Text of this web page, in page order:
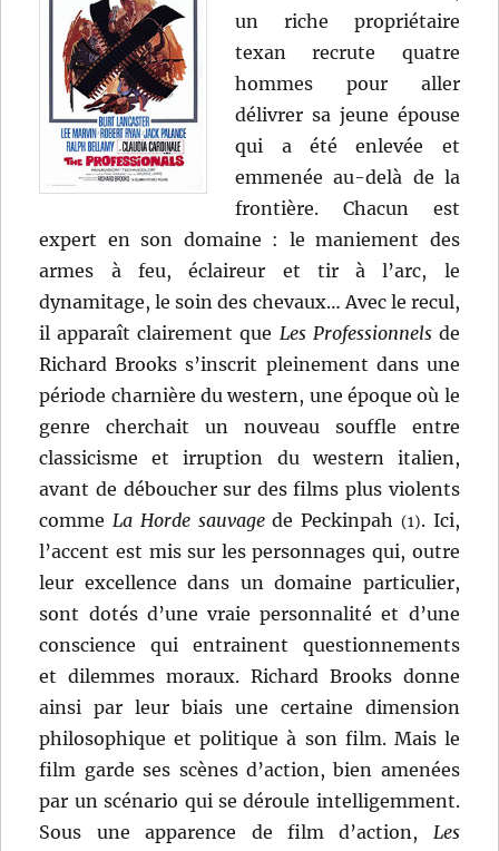
un riche propriétaire
texan recrute quatre
hommes pour aller
délivrer sa jeune épouse
qui a été enlevée et
emmenée au-delà de la
frontière. Chacun est
expert en son domaine : le maniement des
armes à feu, éclaireur et tir à l’arc, le
dynamitage, le soin des chevaux… Avec le recul,
il apparaît clairement que Les Professionnelsde
Richard Brooks s’inscrit pleinement dans une
période charnière du western, une époque où le
genre cherchait un nouveau souffle entre
classicisme et irruption du western italien,
avant de déboucher sur des films plus violents
commeLa Horde sauvagede Peckinpah (1). Ici,
l’accent est mis sur les personnages qui, outre
leur excellence dans un domaine particulier,
sont dotés d’une vraie personnalité et d’une
conscience qui entrainent questionnements
et dilemmes moraux. Richard Brooks donne
ainsi par leur biais une certaine dimension
philosophique et politique à son film. Mais le
film garde ses scènes d’action, bien amenées
par un scénario qui se déroule intelligemment.
Sous une apparence de film d’action, Les